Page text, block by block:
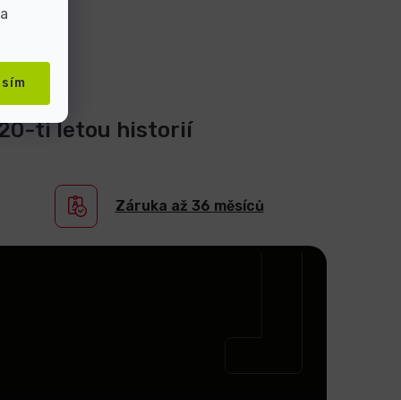
20-ti letou historií
Záruka až 36 měsíců